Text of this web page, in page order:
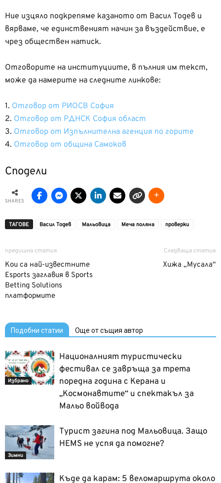
Ние изцяло подкрепяме казаното от Васил Тодев и
вярваме, че единственият начин за въздействие, е
чрез обществен натиск.
Отговорите на институциите, в пълния им текст,
може да намерите на следните линкове:
1. Отговор от РИОСВ София
2. Отговор от РДНСК София област
3. Отговор от Изпълнителна агенция по горите
4. Отговор от община Самоков
Сподели
SHARES
ТАГОВЕ Васил Тодев Мальовица Меча поляна проверки
предишна статия
Кои са най-известните
Esports заглавия в Sports
Betting Solutions
платформите
Следваща статия
Хижа „Мусала“
Подобни статии Още от същия автор
Избрано
Националният туристически
фестивал се завръща за трета
поредна година с Керана и
„Космонавтите“ и спектакъл за
Мальо войвода
Зимни
Турист загина под Мальовица. Защо
HEMS не успя да помогне?
Къде да карам: 5 веломаршрута около